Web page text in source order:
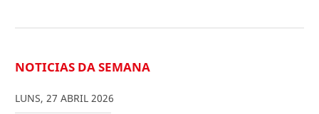
NOTICIAS DA SEMANA
LUNS, 27 ABRIL 2026